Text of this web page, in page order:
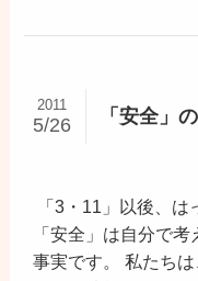
「安全」
2011
5/26
「3・11」以後、
「安全」は自分で
事実です。 私たち